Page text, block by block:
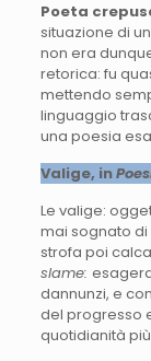
Poeta
situazione di
non era
retorica: fu
mettendo
linguaggio
una poesia
Valige, in
Le valige:
mai sognato
strofa poi
slame:
dannunzi, e
del progresso
quotidianità